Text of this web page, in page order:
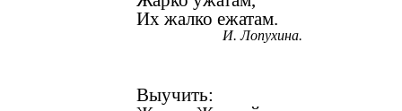
Их жалко ежатам.
И. Лопухина.
Выучить: